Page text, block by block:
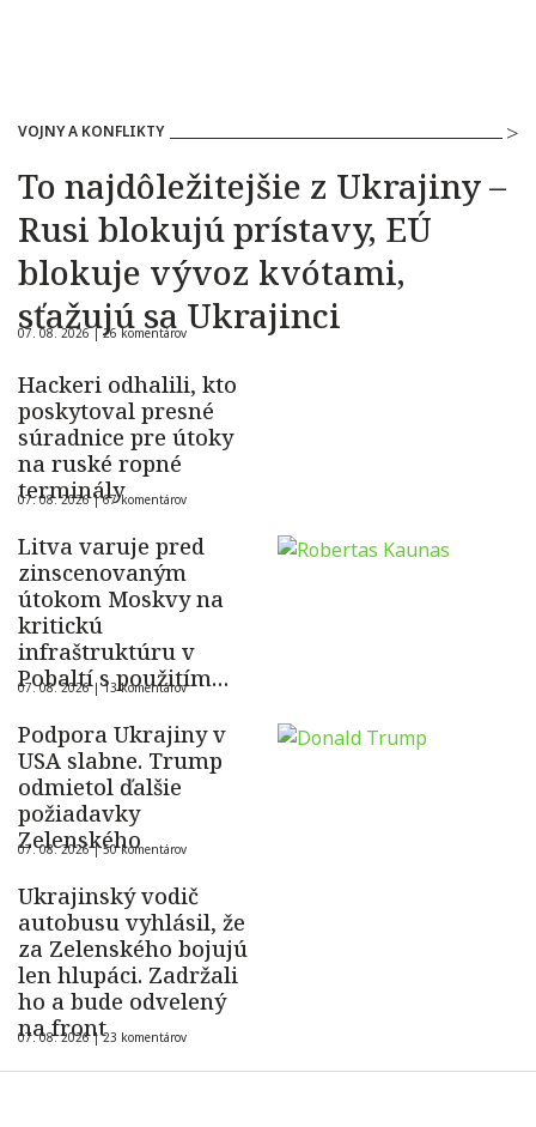
VOJNY A KONFLIKTY
To najdôležitejšie z Ukrajiny –
Rusi blokujú prístavy, EÚ
blokuje vývoz kvótami,
sťažujú sa Ukrajinci
07. 08. 2026 |26 komentárov
Hackeri odhalili, kto
poskytoval presné
súradnice pre útoky
na ruské ropné
terminály
07. 08. 2026 |67 komentárov
Litva varuje pred
zinscenovaným
útokom Moskvy na
kritickú
infraštruktúru v
Pobaltí s použitím
ukrajinského dronu
07. 08. 2026 |13 komentárov
Podpora Ukrajiny v
USA slabne. Trump
odmietol ďalšie
požiadavky
Zelenského
07. 08. 2026 |50 komentárov
Ukrajinský vodič
autobusu vyhlásil, že
za Zelenského bojujú
len hlupáci. Zadržali
ho a bude odvelený
na front
07. 08. 2026 |23 komentárov